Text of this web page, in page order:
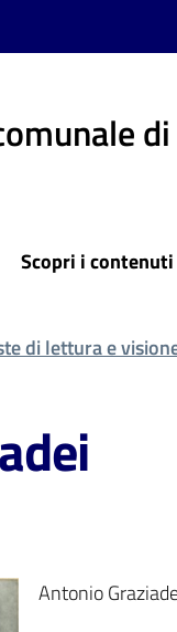
Scopri i contenuti
di lettura e
Antonio